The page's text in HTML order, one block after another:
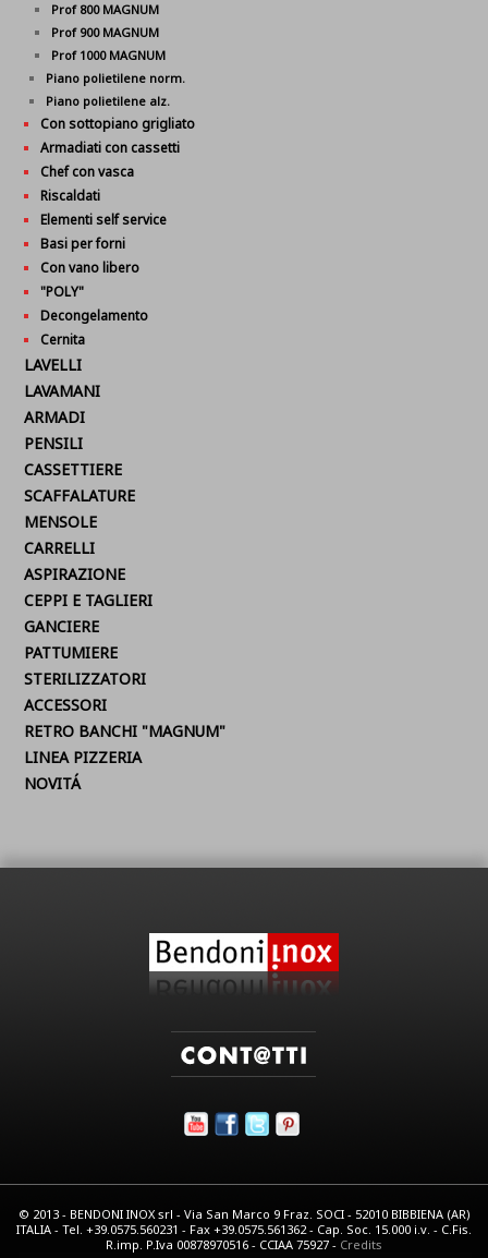
Prof 800 MAGNUM
Prof 900 MAGNUM
Prof 1000 MAGNUM
Piano polietilene norm.
Piano polietilene alz.
Con sottopiano grigliato
Armadiati con cassetti
Chef con vasca
Riscaldati
Elementi self service
Basi per forni
Con vano libero
"POLY"
Decongelamento
Cernita
LAVELLI
LAVAMANI
ARMADI
PENSILI
CASSETTIERE
SCAFFALATURE
MENSOLE
CARRELLI
ASPIRAZIONE
CEPPI E TAGLIERI
GANCIERE
PATTUMIERE
STERILIZZATORI
ACCESSORI
RETRO BANCHI "MAGNUM"
LINEA PIZZERIA
NOVITÁ
© 2013 - BENDONI INOX srl - Via San Marco 9 Fraz. SOCI - 52010 BIBBIENA (AR)
ITALIA - Tel. +39.0575.560231 - Fax +39.0575.561362 - Cap. Soc. 15.000 i.v. - C.Fis.
R.imp. P.Iva 00878970516 - CCIAA 75927 - Credits